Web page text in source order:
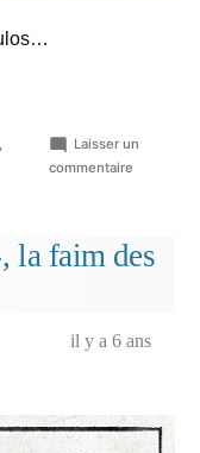
Laisser un
commentairesur
la faim des
il y a 6 ans